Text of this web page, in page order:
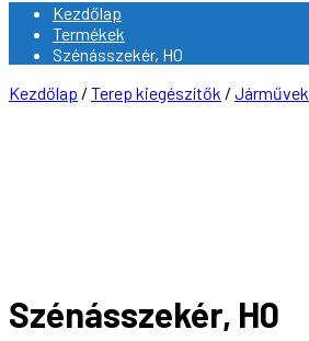
Kezdőlap
Termékek
Szénásszekér, H0
Kezdőlap / Terep kiegészítők / Járművek
Szénásszekér, H0